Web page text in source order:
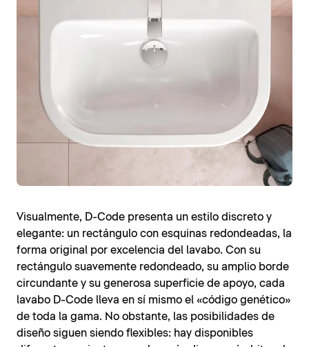
Visualmente, D-Code presenta un estilo discreto y
elegante: un rectángulo con esquinas redondeadas, la
forma original por excelencia del lavabo. Con su
rectángulo suavemente redondeado, su amplio borde
circundante y su generosa superficie de apoyo, cada
lavabo D-Code lleva en sí mismo el «código genético»
de toda la gama. No obstante, las posibilidades de
diseño siguen siendo flexibles: hay disponibles